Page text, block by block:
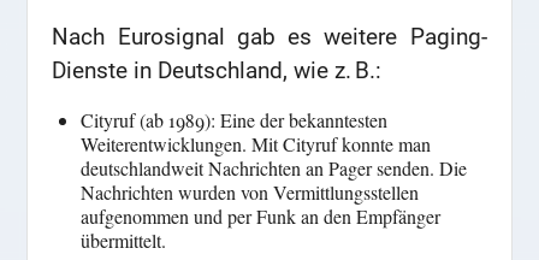
Nach Eurosignal gab es weitere Paging-
Dienste in Deutschland, wie z. B.:
Cityruf (ab 1989): Eine der bekanntesten
Weiterentwicklungen. Mit Cityruf konnte man
deutschlandweit Nachrichten an Pager senden. Die
Nachrichten wurden von Vermittlungsstellen
aufgenommen und per Funk an den Empfänger
übermittelt.